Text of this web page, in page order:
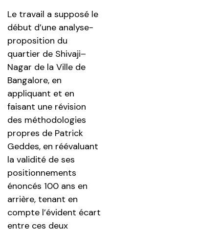
Le travail a supposé le
début d’une analyse-
proposition du
quartier de Shivaji–
Nagar de la Ville de
Bangalore, en
appliquant et en
faisant une révision
des méthodologies
propres de Patrick
Geddes, en réévaluant
la validité de ses
positionnements
énoncés 100 ans en
arrière, tenant en
compte l’évident écart
entre ces deux